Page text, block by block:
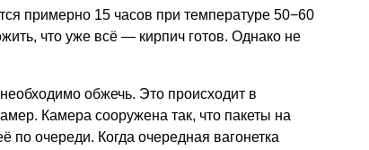
примерно 15 часов при температуре 50−60
что уже всё — кирпич готов. Однако не
обжечь. Это происходит в
Камера сооружена так, что пакеты на
по очереди. Когда очередная вагонетка